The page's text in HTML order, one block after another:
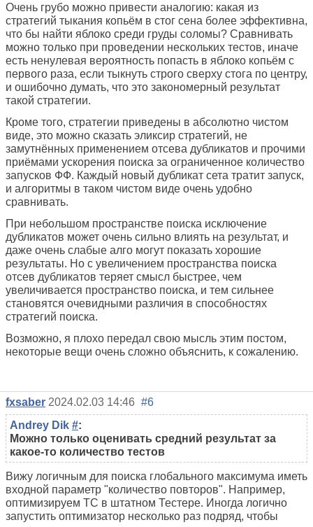
Очень грубо можно привести аналогию: какая из
стратегий тыкания копьём в стог сена более эффективна,
что бы найти яблоко среди груды соломы? Сравнивать
можно только при проведении нескольких тестов, иначе
есть ненулевая вероятность попасть в яблоко копьём с
первого раза, если тыкнуть строго сверху стога по центру,
и ошибочно думать, что это закономерный результат
такой стратегии.
Кроме того, стратегии приведены в абсолютно чистом
виде, это можно сказать эликсир стратегий, не
замутнённых применением отсева дубликатов и прочими
приёмами ускорения поиска за ограниченное количество
запусков ФФ. Каждый новый дубликат сета тратит запуск,
и алгоритмы в таком чистом виде очень удобно
сравнивать.
При небольшом пространстве поиска исключение
дубликатов может очень сильно влиять на результат, и
даже очень слабые алго могут показать хорошие
результаты. Но с увеличением пространства поиска
отсев дубликатов теряет смысл быстрее, чем
увеличивается пространство поиска, и тем сильнее
становятся очевидными различия в способностях
стратегий поиска.
Возможно, я плохо передал свою мысль этим постом,
некоторые вещи очень сложно объяснить, к сожалению.
fxsaber 2024.02.03 14:46 #6
Andrey Dik #:
Можно только оценивать средний результат за
какое-то количество тестов
Вижу логичным для поиска глобального максимума иметь
входной параметр "количество повторов". Например,
оптимизируем ТС в штатном Тестере. Иногда логично
запустить оптимизатор несколько раз подряд, чтобы